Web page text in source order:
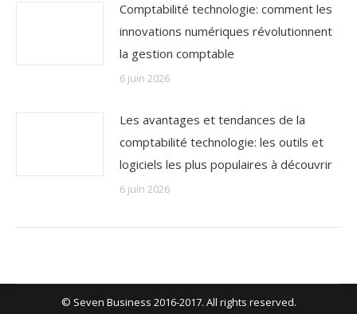
Comptabilité technologie: comment les
innovations numériques révolutionnent
la gestion comptable
6 juin 2026
Les avantages et tendances de la
comptabilité technologie: les outils et
logiciels les plus populaires à découvrir
6 juin 2026
© Seven Business 2016-2017. All rights reserved.